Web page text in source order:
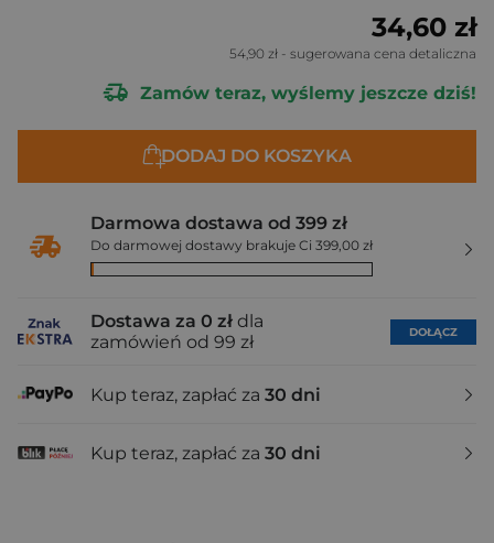
34,60 zł
54,90 zł - sugerowana cena detaliczna
Zamów teraz, wyślemy jeszcze dziś!
DODAJ DO KOSZYKA
Darmowa dostawa od 399 zł
Do darmowej dostawy brakuje Ci 399,00 zł
Dostawa za 0 zł dla
zamówień od 99 zł
DOŁĄCZ
Kup teraz, zapłać za 30 dni
Kup teraz, zapłać za 30 dni